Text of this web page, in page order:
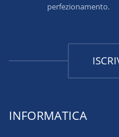
perfezionamento.
INFORMATICA